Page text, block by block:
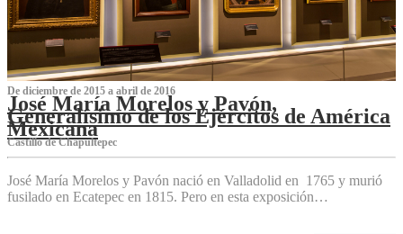
De diciembre de 2015 a abril de 2016
José María Morelos y Pavón,
Generalísimo de los Ejércitos de América
Mexicana
C‌astillo de Chapultepec
José María Morelos y Pavón nació en Valladolid en 1765 y murió
fusilado en Ecatepec en 1815. Pero en esta exposición…